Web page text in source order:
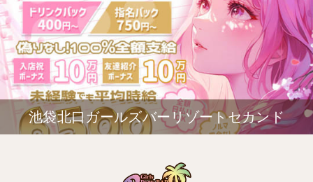
池袋北口ガールズバーリゾートセカンド